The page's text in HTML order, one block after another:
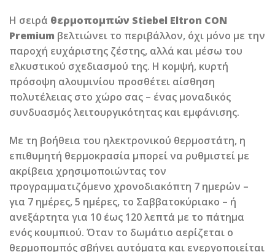
Η σειρά θερμοπομπών Stiebel Eltron CON
Premium βελτιώνει το περιβάλλον, όχι μόνο με την
παροχή ευχάριστης ζέστης, αλλά και μέσω του
ελκυστικού σχεδιασμού της. Η κομψή, κυρτή
πρόσοψη αλουμινίου προσθέτει αίσθηση
πολυτέλειας στο χώρο σας – ένας μοναδικός
συνδυασμός λειτουργικότητας και εμφάνισης.
Με τη βοήθεια του ηλεκτρονικού θερμοστάτη, η
επιθυμητή θερμοκρασία μπορεί να ρυθμιστεί με
ακρίβεια χρησιμοποιώντας τον
προγραμματιζόμενο χρονοδιακόπτη 7 ημερών –
για 7 ημέρες, 5 ημέρες, το Σαββατοκύριακο – ή
ανεξάρτητα για 10 έως 120 λεπτά με το πάτημα
ενός κουμπιού. Όταν το δωμάτιο αερίζεται ο
θερμοπομπός σβήνει αυτόματα και ενεργοποιείται